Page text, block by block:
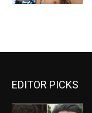
EDITOR PICKS